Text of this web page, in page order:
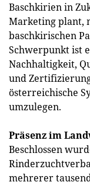
Baschkirien in
Marketing plant,
baschkirischen
Schwerpunkt ist
Nachhaltigkeit,
und
österreichische
umzulegen.
Präsenz im
Beschlossen
mehrerer